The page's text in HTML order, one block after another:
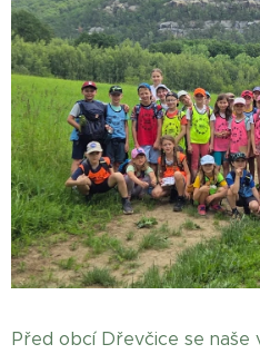
Před obcí Dřevčice se naše